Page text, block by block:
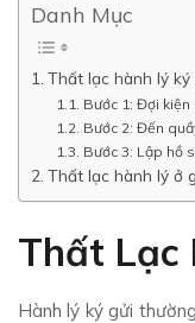
Danh Mục
Thất lạc hành lý ký
Bước 1: Đợi
Bước 2: Đến
Bước 3: Lập hồ
Thất lạc hành lý ở
Thất Lạc
Hành lý ký gửi